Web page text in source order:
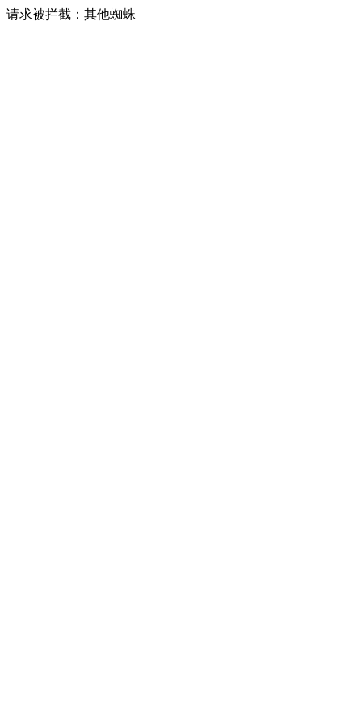
请求被拦截：其他蜘蛛